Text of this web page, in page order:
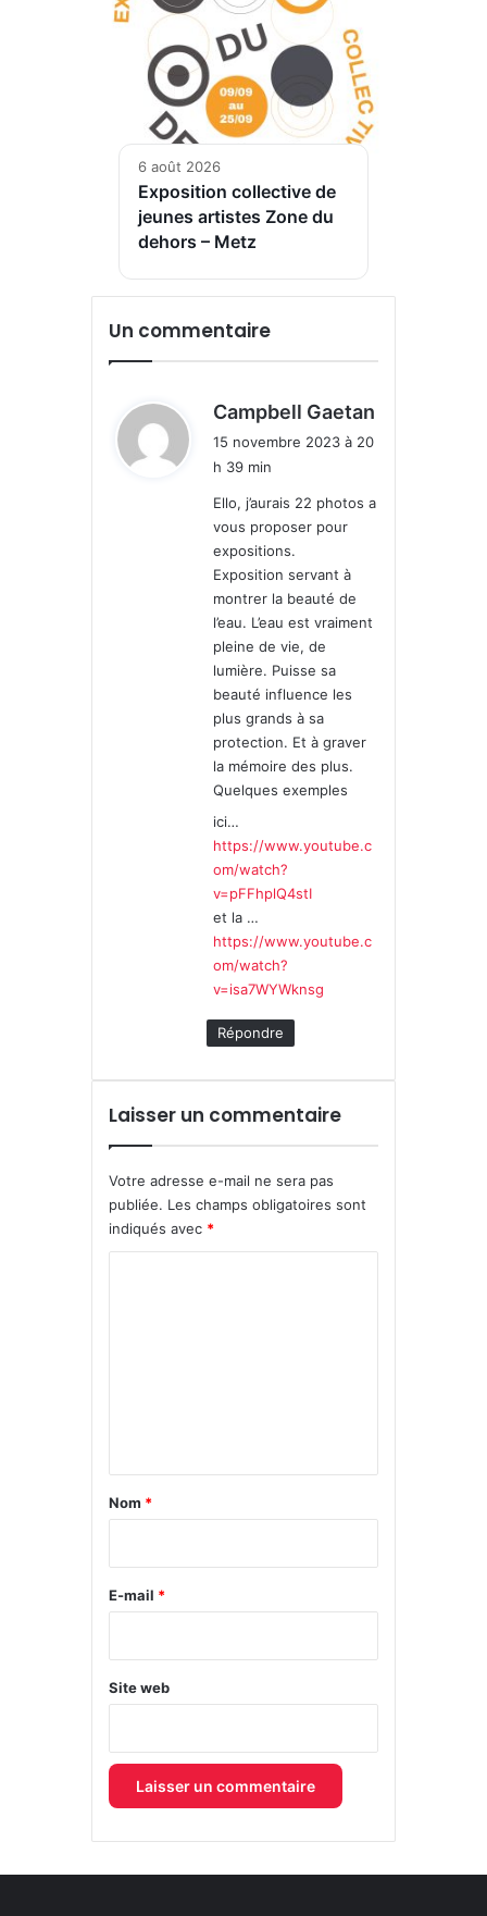
6 août 2026
Exposition collective de
jeunes artistes Zone du
dehors – Metz
Un commentaire
Campbell Gaetan
:
15 novembre 2023 à 20
h 39 min
Ello, j’aurais 22 photos a
vous proposer pour
expositions.
Exposition servant à
montrer la beauté de
l’eau. L’eau est vraiment
pleine de vie, de
lumière. Puisse sa
beauté influence les
plus grands à sa
protection. Et à graver
la mémoire des plus.
Quelques exemples
ici…
https://www.youtube.c
om/watch?
v=pFFhplQ4stI
et la …
https://www.youtube.c
om/watch?
v=isa7WYWknsg
Répondre
Laisser un commentaire
Votre adresse e-mail ne sera pas
publiée. Les champs obligatoires sont
indiqués avec *
a
e
Nom *
E-mail *
Site web